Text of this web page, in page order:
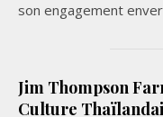
son engagement
Jim Thompson
Culture